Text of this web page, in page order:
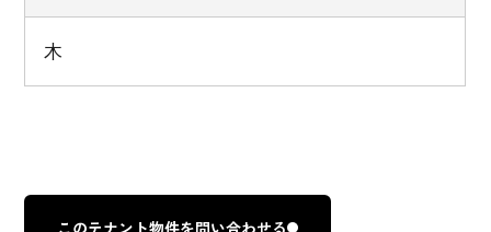
木
このテナント物件を問い合わせる